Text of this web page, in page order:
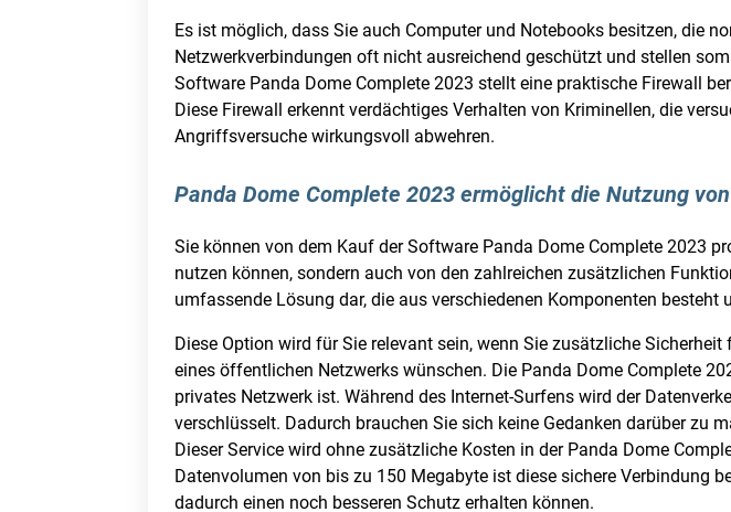
Es ist möglich, dass Sie auch Computer und Notebooks besitzen, die
Netzwerkverbindungen oft nicht ausreichend geschützt und stellen
Software Panda Dome Complete 2023 stellt eine praktische Firewall
Diese Firewall erkennt verdächtiges Verhalten von Kriminellen, die
Angriffsversuche wirkungsvoll abwehren.
Panda Dome Complete 2023 ermöglicht die Nutzung
Sie können von dem Kauf der Software Panda Dome Complete 2023
nutzen können, sondern auch von den zahlreichen zusätzlichen
umfassende Lösung dar, die aus verschiedenen Komponenten
Diese Option wird für Sie relevant sein, wenn Sie zusätzliche
eines öffentlichen Netzwerks wünschen. Die Panda Dome Complete
privates Netzwerk ist. Während des Internet-Surfens wird der
verschlüsselt. Dadurch brauchen Sie sich keine Gedanken darüber zu
Dieser Service wird ohne zusätzliche Kosten in der Panda Dome
Datenvolumen von bis zu 150 Megabyte ist diese sichere Verbindung
dadurch einen noch besseren Schutz erhalten können.